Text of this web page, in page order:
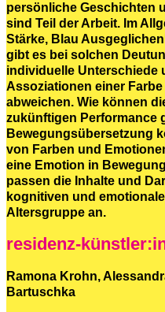
persönliche Geschichten
sind Teil der Arbeit. Im
Stärke, Blau
gibt es bei solchen
individuelle Unterschiede
Assoziationen einer
abweichen. Wie können
zukünftigen Performance
Bewegungsübersetzung
von Farben und
eine Emotion in
passen die Inhalte und
kognitiven und
Altersgruppe an.
residenz-
Ramona Krohn,
Bartuschka